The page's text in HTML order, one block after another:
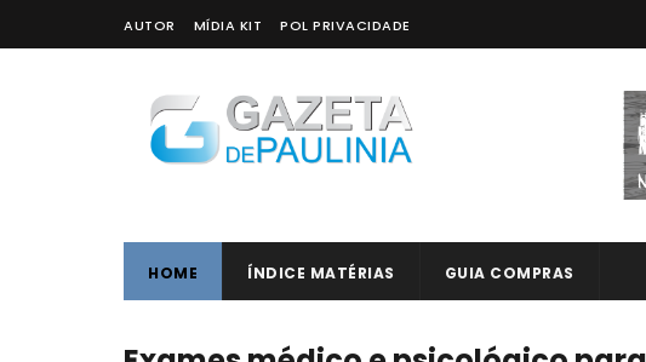
AUTOR MÍDIA KIT POL PRIVACIDADE
HOME ÍNDICE MATÉRIAS GUIA COMPRAS